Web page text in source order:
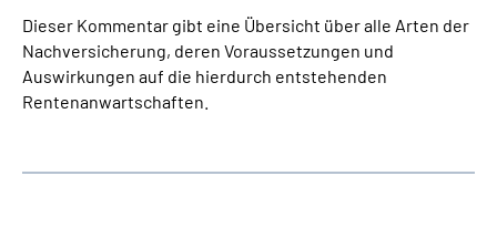
Dieser Kommentar gibt eine Übersicht über alle Arten der
Nachversicherung, deren Voraussetzungen und
Auswirkungen auf die hierdurch entstehenden
Rentenanwartschaften.